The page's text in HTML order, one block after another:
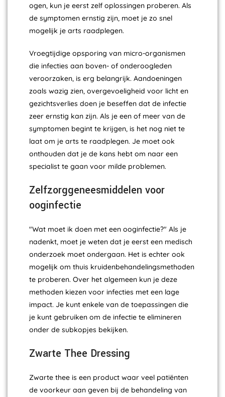
ogen, kun je eerst zelf oplossingen proberen. Als
de symptomen ernstig zijn, moet je zo snel
mogelijk je arts raadplegen.
Vroegtijdige opsporing van micro-organismen
die infecties aan boven- of onderoogleden
veroorzaken, is erg belangrijk. Aandoeningen
zoals wazig zien, overgevoeligheid voor licht en
gezichtsverlies doen je beseffen dat de infectie
zeer ernstig kan zijn. Als je een of meer van de
symptomen begint te krijgen, is het nog niet te
laat om je arts te raadplegen. Je moet ook
onthouden dat je de kans hebt om naar een
specialist te gaan voor milde problemen.
Zelfzorggeneesmiddelen voor
ooginfectie
"Wat moet ik doen met een ooginfectie?" Als je
nadenkt, moet je weten dat je eerst een medisch
onderzoek moet ondergaan. Het is echter ook
mogelijk om thuis kruidenbehandelingsmethoden
te proberen. Over het algemeen kun je deze
methoden kiezen voor infecties met een lage
impact. Je kunt enkele van de toepassingen die
je kunt gebruiken om de infectie te elimineren
onder de subkopjes bekijken.
Zwarte Thee Dressing
Zwarte thee is een product waar veel patiënten
de voorkeur aan geven bij de behandeling van